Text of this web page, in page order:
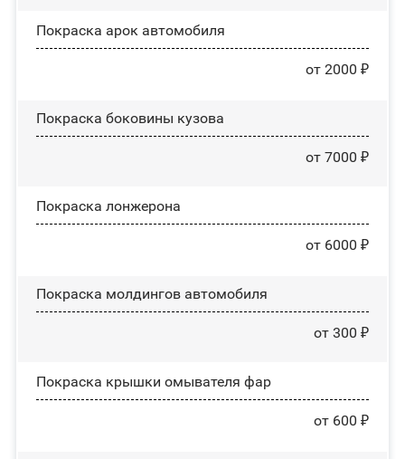
Покраска арок автомобиля
от 2000 ₽
Покраска боковины кузова
от 7000 ₽
Покраска лонжерона
от 6000 ₽
Покраска молдингов автомобиля
от 300 ₽
Покраска крышки омывателя фар
от 600 ₽